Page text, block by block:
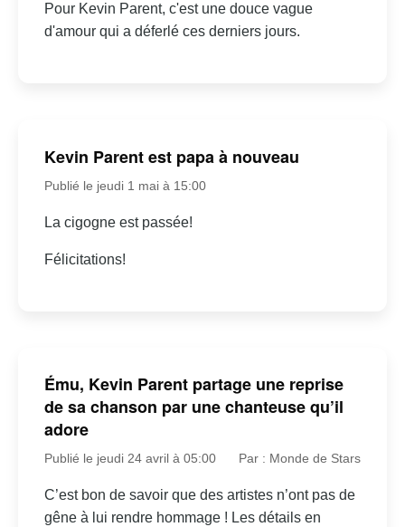
Pour Kevin Parent, c'est une douce vague
d'amour qui a déferlé ces derniers jours.
Kevin Parent est papa à nouveau
Publié le jeudi 1 mai à 15:00
La cigogne est passée!
Félicitations!
Ému, Kevin Parent partage une reprise
de sa chanson par une chanteuse qu’il
adore
Publié le jeudi 24 avril à 05:00 Par : Monde de Stars
C’est bon de savoir que des artistes n’ont pas de
gêne à lui rendre hommage ! Les détails en